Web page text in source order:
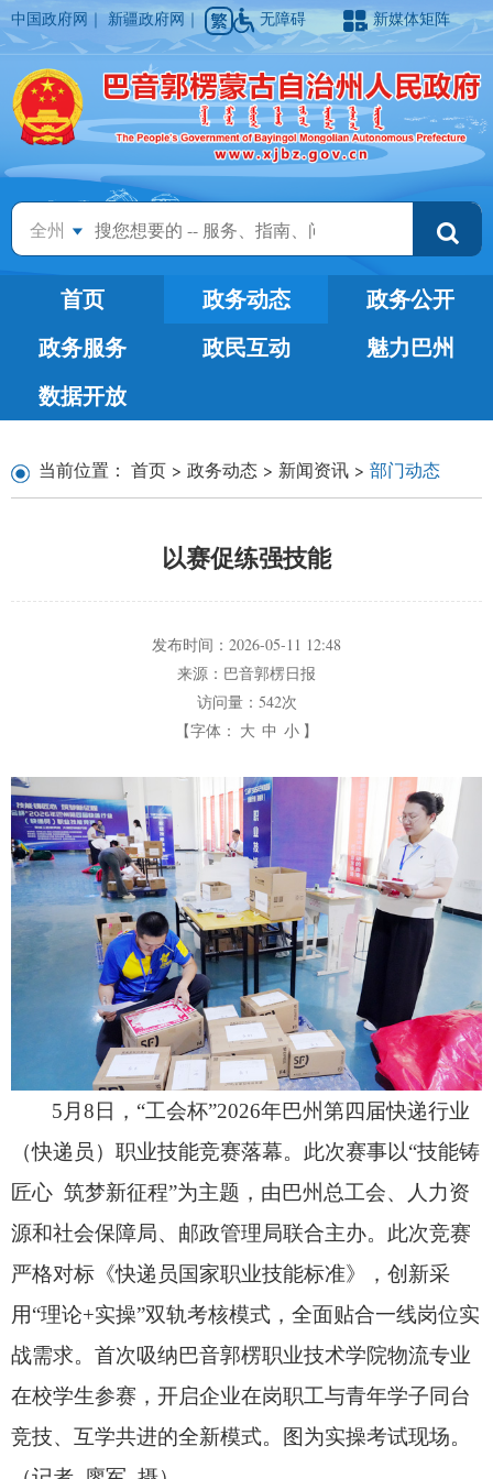
中国政府网 ｜新疆政府网 ｜ 无障碍 新媒体矩阵
全州
首页 政务动态
政务公开
政务服务
政民互动
魅力巴州
数据开放
当前位置： 首页 > 政务动态 > 新闻资讯 > 部门动态
以赛促练强技能
发布时间： 2026-05-11 12:48
来源： 巴音郭楞日报
访问量： 542次
【字体： 大 中 小 】
5月8日， “工会杯”2026年巴州第四届快递行业
（快递员）职业技能竞赛落幕。 此次赛事以“技能铸
匠心 筑梦新征程”为主题， 由巴州总工会、
人力资
源和社会保障局、 邮政管理局联合主办。 此次竞赛
严格对标《快递员国家职业技能标准》， 创新采
用“理论+实操”双轨考核模式， 全面贴合一线岗位实
战需求。 首次吸纳巴音郭楞职业技术学院物流专业
在校学生参赛， 开启企业在岗职工与青年学子同台
竞技、 互学共进的全新模式。
图为实操考试现场。